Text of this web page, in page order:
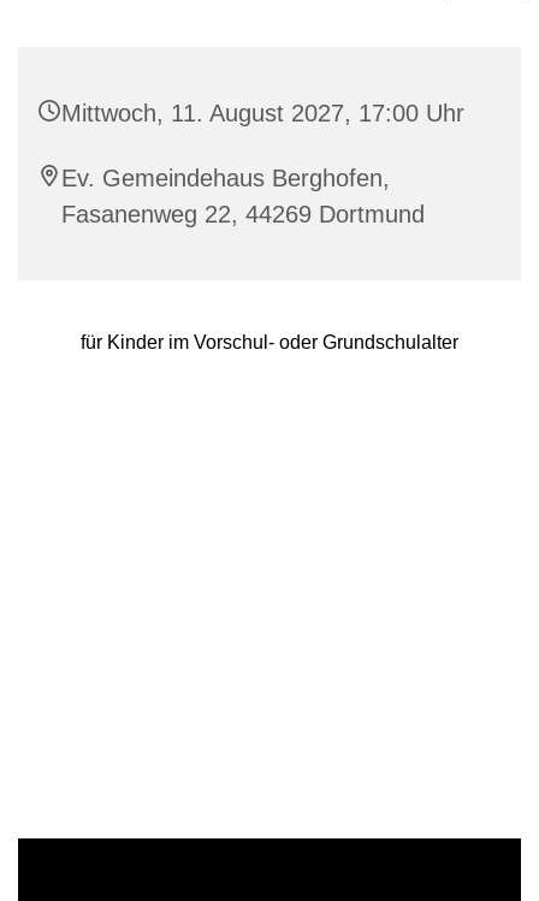
Mittwoch, 11. August 2027, 17:00 Uhr
Ev. Gemeindehaus Berghofen,
Fasanenweg 22, 44269 Dortmund
für Kinder im Vorschul- oder Grundschulalter